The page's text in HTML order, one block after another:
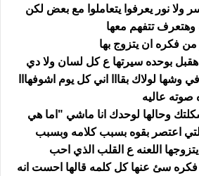
نور يعرفوا يتعاملوا مع بعض لكن
وهتعرف تتفهم معها
فكره ان يتزوج بها
بوحده سيرتها ع كل لسان ولا دي
لولاك بقااا اني كل يوم اشوفهااا
صوته عاليه
وحالها لوحدك انا ماشي "اما هي
اعتصر بقوه بسبب كلامه وبسبب
اللعنه ع القلب الذي احب
سئ عنها كل كلمه قالها احست انه